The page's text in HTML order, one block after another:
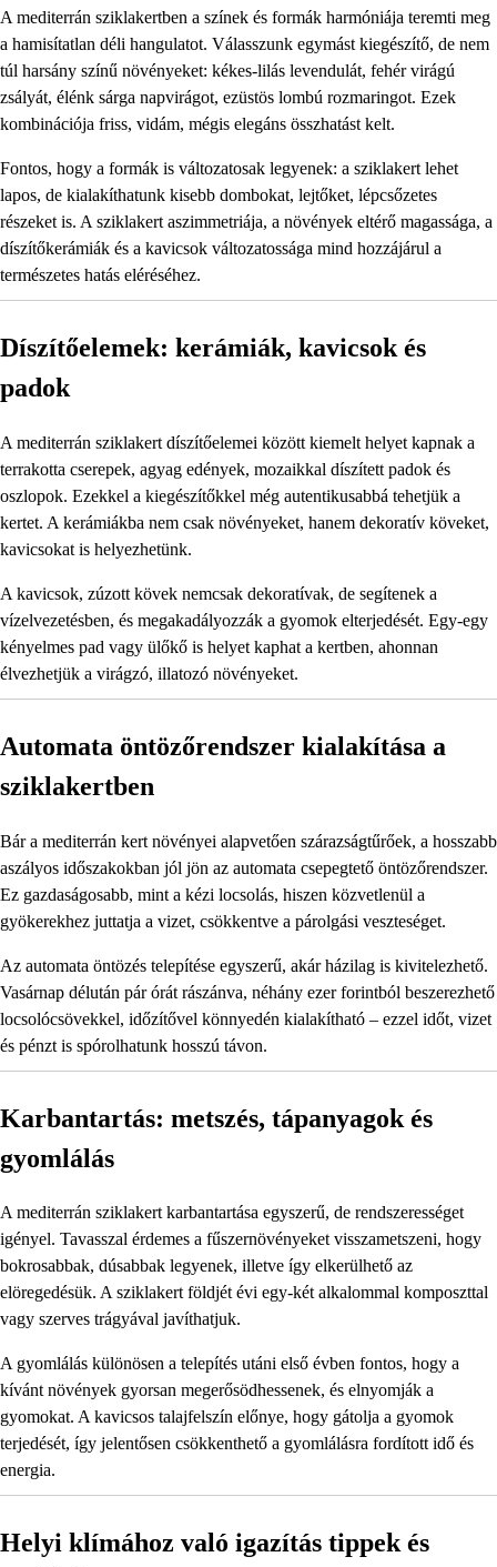
A mediterrán sziklakertben a színek és formák harmóniája teremti meg
a hamisítatlan déli hangulatot. Válasszunk egymást kiegészítő, de nem
túl harsány színű növényeket: kékes-lilás levendulát, fehér virágú
zsályát, élénk sárga napvirágot, ezüstös lombú rozmaringot. Ezek
kombinációja friss, vidám, mégis elegáns összhatást kelt.
Fontos, hogy a formák is változatosak legyenek: a sziklakert lehet
lapos, de kialakíthatunk kisebb dombokat, lejtőket, lépcsőzetes
részeket is. A sziklakert aszimmetriája, a növények eltérő magassága, a
díszítőkerámiák és a kavicsok változatossága mind hozzájárul a
természetes hatás eléréséhez.
Díszítőelemek: kerámiák, kavicsok és
padok
A mediterrán sziklakert díszítőelemei között kiemelt helyet kapnak a
terrakotta cserepek, agyag edények, mozaikkal díszített padok és
oszlopok. Ezekkel a kiegészítőkkel még autentikusabbá tehetjük a
kertet. A kerámiákba nem csak növényeket, hanem dekoratív köveket,
kavicsokat is helyezhetünk.
A kavicsok, zúzott kövek nemcsak dekoratívak, de segítenek a
vízelvezetésben, és megakadályozzák a gyomok elterjedését. Egy-egy
kényelmes pad vagy ülőkő is helyet kaphat a kertben, ahonnan
élvezhetjük a virágzó, illatozó növényeket.
Automata öntözőrendszer kialakítása a
sziklakertben
Bár a mediterrán kert növényei alapvetően szárazságtűrőek, a hosszabb
aszályos időszakokban jól jön az automata csepegtető öntözőrendszer.
Ez gazdaságosabb, mint a kézi locsolás, hiszen közvetlenül a
gyökerekhez juttatja a vizet, csökkentve a párolgási veszteséget.
Az automata öntözés telepítése egyszerű, akár házilag is kivitelezhető.
Vasárnap délután pár órát rászánva, néhány ezer forintból beszerezhető
locsolócsövekkel, időzítővel könnyedén kialakítható – ezzel időt, vizet
és pénzt is spórolhatunk hosszú távon.
Karbantartás: metszés, tápanyagok és
gyomlálás
A mediterrán sziklakert karbantartása egyszerű, de rendszerességet
igényel. Tavasszal érdemes a fűszernövényeket visszametszeni, hogy
bokrosabbak, dúsabbak legyenek, illetve így elkerülhető az
elöregedésük. A sziklakert földjét évi egy-két alkalommal komposzttal
vagy szerves trágyával javíthatjuk.
A gyomlálás különösen a telepítés utáni első évben fontos, hogy a
kívánt növények gyorsan megerősödhessenek, és elnyomják a
gyomokat. A kavicsos talajfelszín előnye, hogy gátolja a gyomok
terjedését, így jelentősen csökkenthető a gyomlálásra fordított idő és
energia.
Helyi klímához való igazítás tippek és